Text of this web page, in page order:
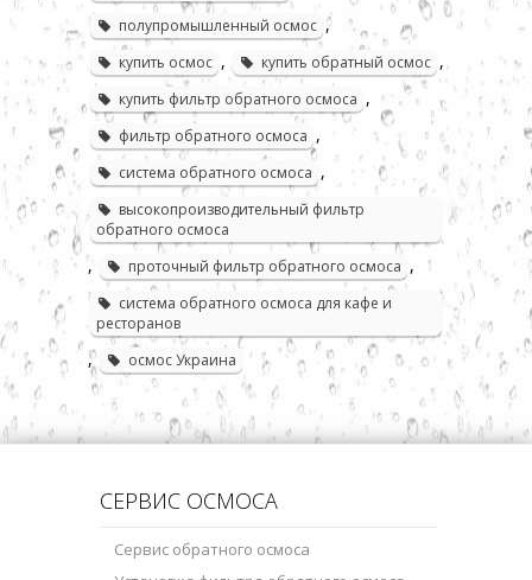
полупромышленный осмос ,
купить осмос , купить обратный осмос ,
купить фильтр обратного осмоса ,
фильтр обратного осмоса ,
система обратного осмоса ,
высокопроизводительный фильтр
обратного осмоса
, проточный фильтр обратного осмоса ,
система обратного осмоса для кафе и
ресторанов
, осмос Украина
СЕРВИС ОСМОСА
Сервис обратного осмоса